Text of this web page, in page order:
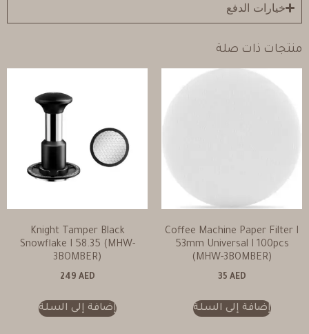
خيارات الدفع
منتجات ذات صلة
Coffee Machine Paper Filter I
53mm Universal I 100pcs
(MHW-3BOMBER)
35 AED
إضافة إلى السلة
Knight Tamper Black
Snowflake I 58.35 (MHW-
3BOMBER)
249 AED
إضافة إلى السلة